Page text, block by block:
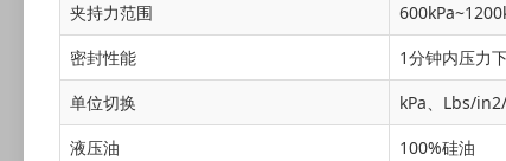
夹持力范围
密封性能
1分钟内压力
单位切换
kPa、Lbs/
液压油
100%硅油